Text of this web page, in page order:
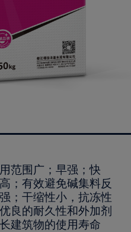
范围广；早强；快
；有效避免碱集料反
；干缩性小，抗冻性
良的耐久性和外加剂
建筑物的使用寿命